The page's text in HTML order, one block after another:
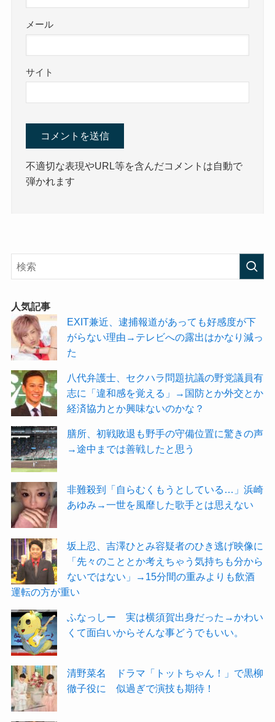
メール
サイト
不適切な表現やURL等を含んだコメントは自動で
弾かれます
人気記事
EXIT兼近、逮捕報道があっても好感度が下
がらない理由→テレビへの露出はかなり減っ
た
八代弁護士、セクハラ問題抗議の野党議員有
志に「違和感を覚える」→国防とか外交とか
経済協力とか興味ないのかな？
膳所、初戦敗退も野手の守備位置に驚きの声
→途中までは善戦したと思う
非難殺到「自らむくもうとしている…」浜崎
あゆみ→一世を風靡した歌手とは思えない
坂上忍、吉澤ひとみ容疑者のひき逃げ映像に
「先々のこととか考えちゃう気持ちも分から
ないではない」→15分間の重みよりも飲酒
運転の方が重い
ふなっしー 実は横須賀出身だった→かわい
くて面白いからそんな事どうでもいい。
清野菜名 ドラマ「トットちゃん！」で黒柳
徹子役に 似過ぎで演技も期待！